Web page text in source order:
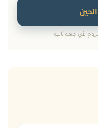
لأي جهة ثانية